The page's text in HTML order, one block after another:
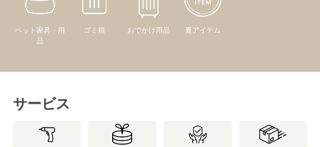
ペット家具・用
品
ゴミ箱 おでかけ用品 夏アイテム
サービス